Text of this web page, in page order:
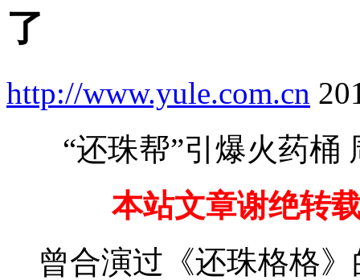
了
http://www.yule.com.cn
“还珠帮”引爆火药桶
本站文章谢绝转
曾合演过《还珠格格》